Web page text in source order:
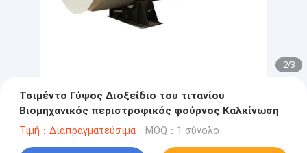
2/3
Τσιμέντο Γύψος Διοξείδιο του τιτανίου
Βιομηχανικός περιστροφικός φούρνος Καλκίνωση
Τιμή：Διαπραγματεύσιμα MOQ：1 σύνολο